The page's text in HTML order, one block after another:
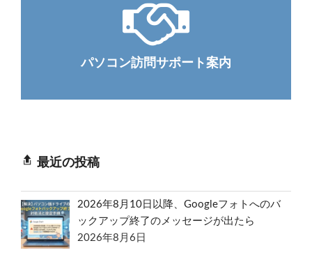
パソコン訪問サポート案内
最近の投稿
2026年8月10日以降、Googleフォトへのバ
ックアップ終了のメッセージが出たら
2026年8月6日